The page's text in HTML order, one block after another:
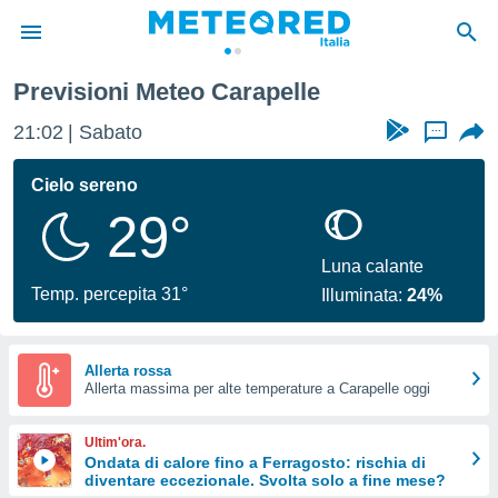
di
per
le
di
Web
le
Previsioni Meteo Carapelle
21:02 Sabato ...
Cielo sereno
29°
Temp. percepita 31°
Luna calante
Illuminata:24%
Allerta rossa
Allerta massima per alte temperature a Carapelle oggi
Ultim'ora.
Ondata di calore fino a Ferragosto: rischia di
diventare eccezionale. Svolta solo a fine mese?